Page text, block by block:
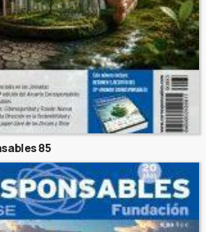
85